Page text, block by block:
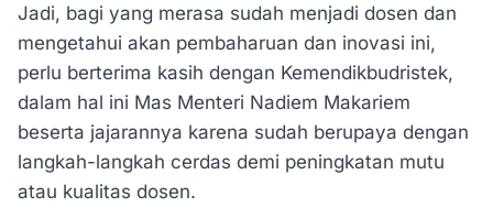
Jadi, bagi yang merasa sudah menjadi dosen dan
mengetahui akan pembaharuan dan inovasi ini,
perlu berterima kasih dengan Kemendikbudristek,
dalam hal ini Mas Menteri Nadiem Makariem
beserta jajarannya karena sudah berupaya dengan
langkah-langkah cerdas demi peningkatan mutu
atau kualitas dosen.